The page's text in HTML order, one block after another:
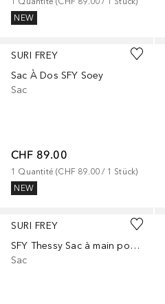
NEW
SURI FREY
Sac À Dos SFY Soey
Sac
CHF 89.00
1 Quantité (CHF 89.00 / 1 Stück)
NEW
SURI FREY
SFY Thessy Sac à main porté épaule
Sac